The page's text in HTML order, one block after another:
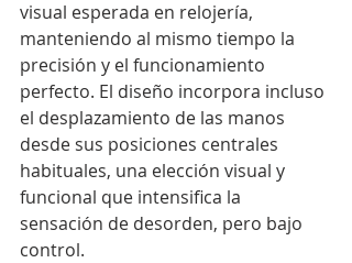
visual esperada en relojería,
manteniendo al mismo tiempo la
precisión y el funcionamiento
perfecto. El diseño incorpora incluso
el desplazamiento de las manos
desde sus posiciones centrales
habituales, una elección visual y
funcional que intensifica la
sensación de desorden, pero bajo
control.